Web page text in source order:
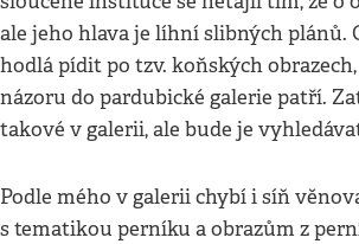
ale jeho hlava je líhní slibných plánů.
hodlá pídit po tzv. koňských
názoru do pardubické galerie patří.
takové v galerii, ale bude je
Podle mého v galerii chybí i síň
s tematikou perníku a obrazům z